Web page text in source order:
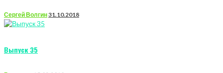
Сергей Волгин31.10.2018
Выпуск 35